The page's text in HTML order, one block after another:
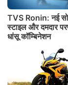
TVS Ronin: नई
स्टाइल और दमदार
धांसू कॉम्बिनेशन